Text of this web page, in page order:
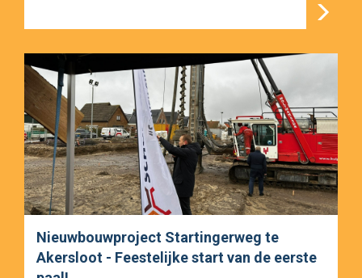
Nieuwbouwproject Startingerweg te
Akersloot - Feestelijke start van de eerste